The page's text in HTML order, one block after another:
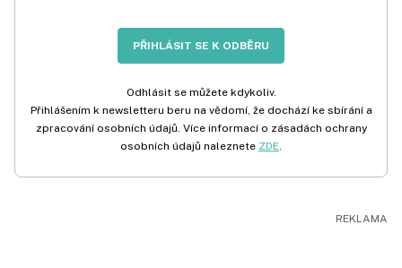
PŘIHLÁSIT SE K ODBĚRU
Odhlásit se můžete kdykoliv.
Přihlášením k newsletteru beru na vědomí, že dochází ke sbírání a
zpracování osobních údajů. Více informací o zásadách ochrany
osobních údajů naleznete ZDE.